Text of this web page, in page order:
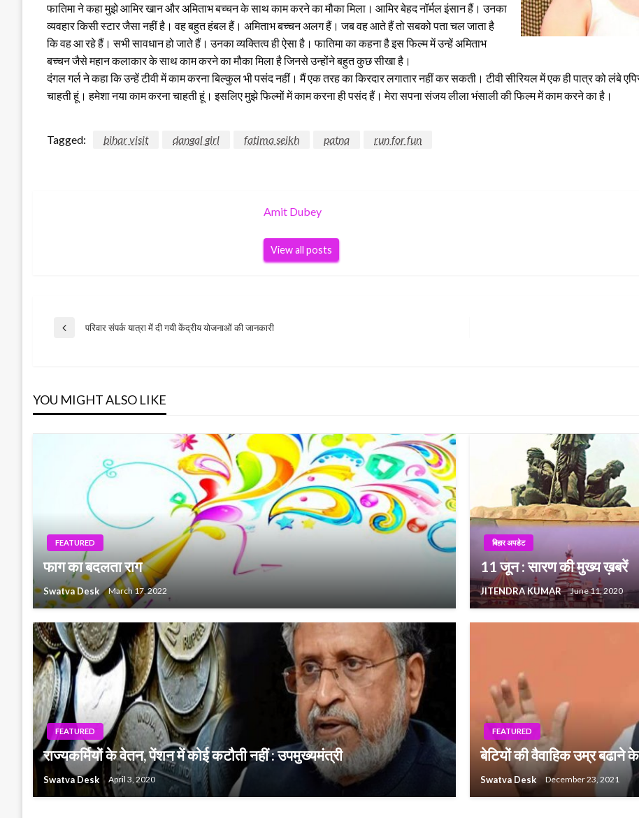
फातिमा ने कहा मुझे आमिर खान और अमिताभ बच्चन के साथ काम करने का मौका मिला। आमिर बेहद नॉर्मल इंसान हैं। उनका
व्यवहार किसी स्टार जैसा नहीं है। वह बहुत हंबल हैं। अमिताभ बच्चन अलग हैं। जब वह आते हैं तो सबको पता चल जाता है
कि वह आ रहे हैं। सभी सावधान हो जाते हैं। उनका व्यक्तित्व ही ऐसा है। फातिमा का कहना है इस फिल्म में उन्हें अमिताभ
बच्चन जैसे महान कलाकार के साथ काम करने का मौका मिला है जिनसे उन्होंने बहुत कुछ सीखा है।
दंगल गर्ल ने कहा कि उन्हें टीवी में काम करना बिल्कुल भी पसंद नहीं। मैं एक तरह का किरदार लगातार नहीं कर सकती। टीवी सीरियल में एक ही पात्र को लंबे
चाहती हूं। हमेशा नया काम करना चाहती हूं। इसलिए मुझे फिल्मों में काम करना ही पसंद हैं। मेरा सपना संजय लीला भंसाली की फिल्म में काम करने का है।
Tagged: bihar visit dangal girl fatima seikh patna run for fun
Amit Dubey
View all posts
Post
Previous
परिवार संपर्क यात्रा में दी गयी केंद्रीय योजनाओं की जानकारी
YOU MIGHT ALSO LIKE
FEATURED
फाग का बदलता राग
Swatva Desk March 17, 2022
बिहार अपडेट
11 जून : सारण की मुख्य ख़बरें
JITENDRA KUMAR June 11, 2020
FEATURED
राज्यकर्मियों के वेतन, पेंशन में कोई कटौती नहीं : उपमुख्यमंत्री
Swatva Desk April 3, 2020
FEATURED
बेटियों की वैवाहिक उम्र बढाने
Swatva Desk December 23, 2021